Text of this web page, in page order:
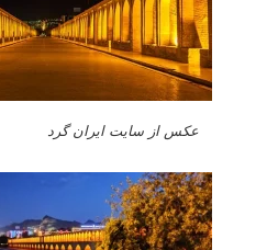
عکس از سایت ایران گرد